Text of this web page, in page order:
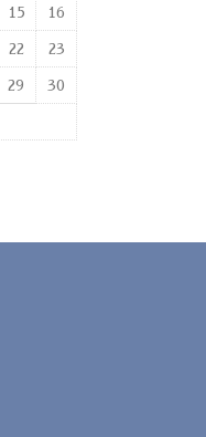
15 16
22 23
29 30